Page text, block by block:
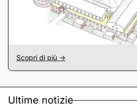
Scopri di più ->
Ultime notizie